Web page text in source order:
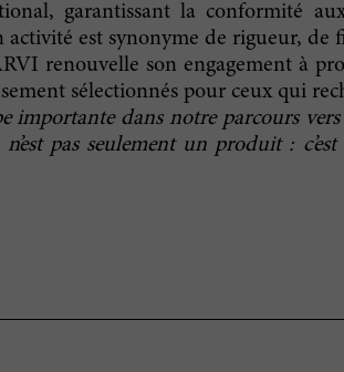
garantissant la conformité
activité est synonyme de rigueur,
renouvelle son engagement à
sélectionnés pour ceux qui
importante dans notre parcours
pas seulement un produit :